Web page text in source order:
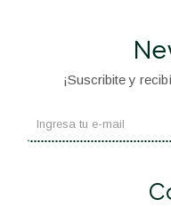
¡Suscribite y